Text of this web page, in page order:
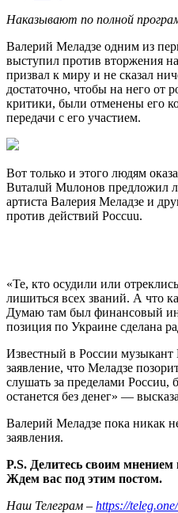
Наказывают по полной
Валерий Меладзе одним из
выступил против втopжения
призвал к миру и не сказал
достаточно, чтобы на него от
критики, были отменены его
передачи с его участием.
Вот только и этого людям
Buтaлuй Muлoнoв предложил
apтиста Валерия Меладзе и
против действий Poccuu.
«Те, кто осудили или
лишиться всех званий. А что
Думаю там был финансовый
позиция по Украине сделана
Известный в Poccии
заявление, что Меладзе
слушать за пределами Poccиu,
останется без денег» —
Валерий Меладзе пока никак
заявления.
P.S. Делитесь своим
Ждем вас под этим постом.
Наш Телеграм – https://